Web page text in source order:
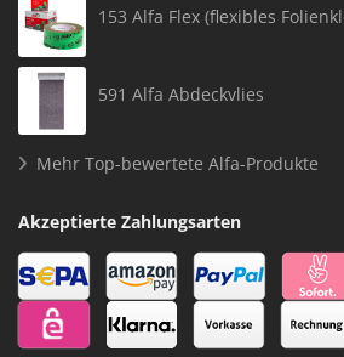
153 Alfa Flex (flexibles
591 Alfa Abdeckvlies
Mehr Top-bewertete Alfa-Produkte
Akzeptierte Zahlungsarten